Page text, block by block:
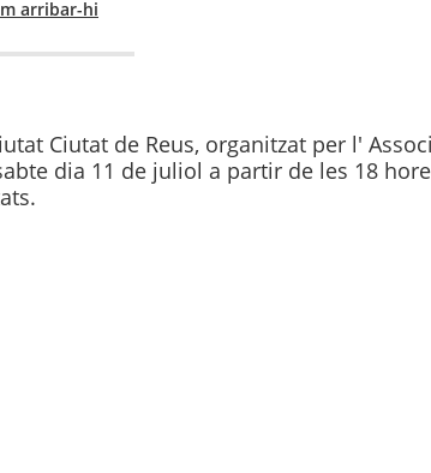
arribar-hi
Ciutat de Reus, organitzat per l'
dia 11 de juliol a partir de les 18